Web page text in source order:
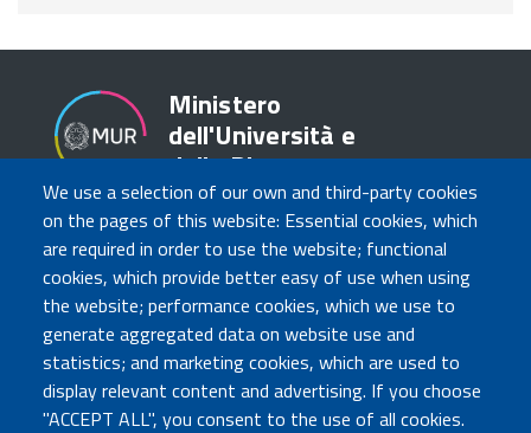
We use a selection of our own and third-party cookies
on the pages of this website: Essential cookies, which
are required in order to use the website; functional
cookies, which provide better easy of use when using
the website; performance cookies, which we use to
generate aggregated data on website use and
statistics; and marketing cookies, which are used to
display relevant content and advertising. If you choose
"ACCEPT ALL", you consent to the use of all cookies.
Ministero
dell'Università e
della Ricerca
TRASPARENZA
Amministrazione Trasparente
Atti di notifica
Albo online
Concorsi